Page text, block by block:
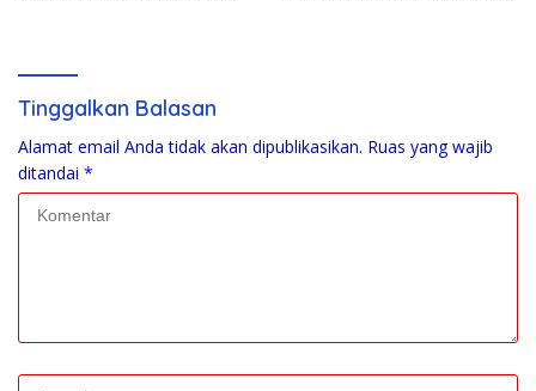
Tinggalkan Balasan
Alamat email Anda tidak akan dipublikasikan. Ruas yang wajib
ditandai *